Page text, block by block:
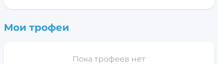
Мои трофеи
Пока трофеев нет